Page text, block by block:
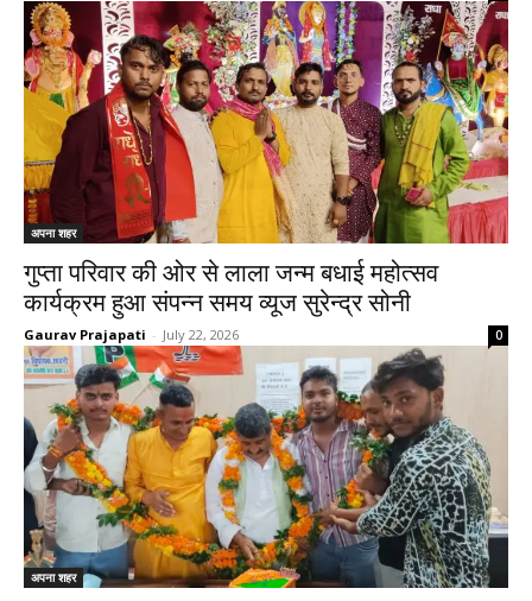
अपना शहर
गुप्ता परिवार की ओर से लाला जन्म बधाई महोत्सव
कार्यक्रम हुआ संपन्न समय व्यूज सुरेन्द्र सोनी
Gaurav Prajapati - July 22, 2026 0
अपना शहर